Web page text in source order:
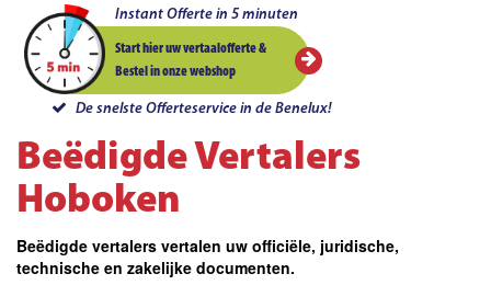
Instant Offerte in 5 minuten
Start hier uw vertaalofferte &
Bestel in onze webshop
De snelste Offerteservice in de Benelux!
Beëdigde Vertalers
Hoboken
Beëdigde vertalers vertalen uw officiële, juridische,
technische en zakelijke documenten.